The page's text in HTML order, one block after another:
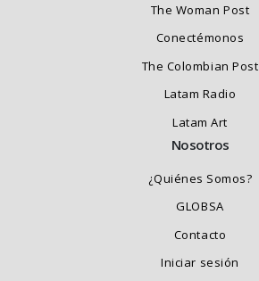
The Woman Post
Conectémonos
The Colombian Post
Latam Radio
Latam Art
Nosotros
¿Quiénes Somos?
GLOBSA
Contacto
Iniciar sesión